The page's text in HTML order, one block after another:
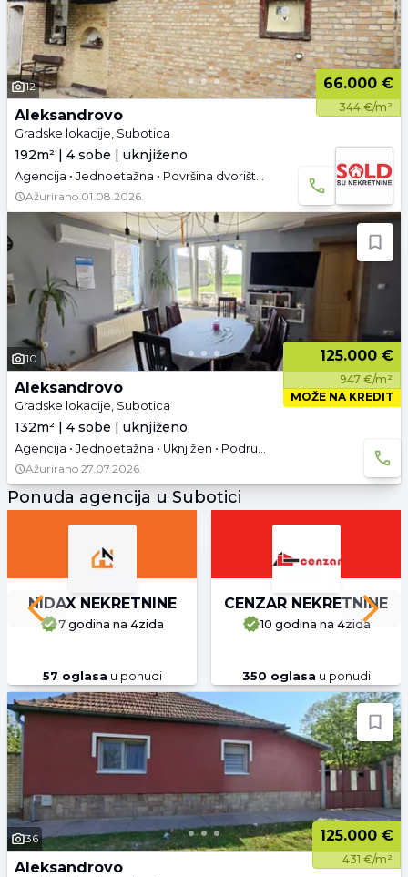
12 66.000 €
344 €/m²
Aleksandrovo
Gradske lokacije, Subotica
192m² | 4 sobe | uknjiženo
Agencija • Jednoetažna • Površina dvorišta: 7.22 a • Uknjižen • Parking
Ažurirano 01.08.2026.
10 125.000 €
947 €/m²
MOŽE NA KREDIT
Aleksandrovo
Gradske lokacije, Subotica
132m² | 4 sobe | uknjiženo
Agencija • Jednoetažna • Uknjižen • Podrum
Ažurirano 27.07.2026.
Ponuda agencija u Subotici
NIDAX NEKRETNINE
7 godina na 4zida
57 oglasa u ponudi
CENZAR NEKRETNINE
10 godina na 4zida
350 oglasa u ponudi
Previous slide Next
36 125.000 €
431 €/m²
Aleksandrovo